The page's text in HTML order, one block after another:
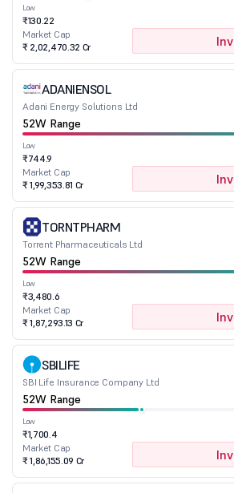
Low
₹130.22
Market Cap
₹ 2,02,470.32 Cr
ADANIENSOL
Adani Energy Solutions Ltd
52W Range
Low
₹744.9
Market Cap
₹ 1,99,353.81 Cr
TORNTPHARM
Torrent Pharmaceuticals Ltd
52W Range
Low
₹3,480.6
Market Cap
₹ 1,87,293.13 Cr
SBILIFE
SBI Life Insurance Company Ltd
52W Range
Low
₹1,700.4
Market Cap
₹ 1,86,155.09 Cr